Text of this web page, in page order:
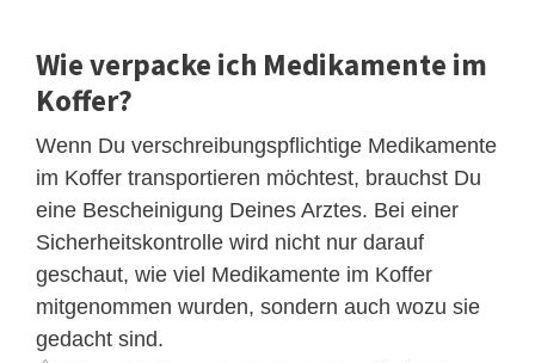
Wie verpacke ich Medikamente im
Koffer?
Wenn Du verschreibungspflichtige Medikamente
im Koffer transportieren möchtest, brauchst Du
eine Bescheinigung Deines Arztes. Bei einer
Sicherheitskontrolle wird nicht nur darauf
geschaut, wie viel Medikamente im Koffer
mitgenommen wurden, sondern auch wozu sie
gedacht sind.